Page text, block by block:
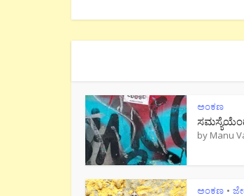
ಅಂಕಣ
by Manu
ಅಂಕಣ •